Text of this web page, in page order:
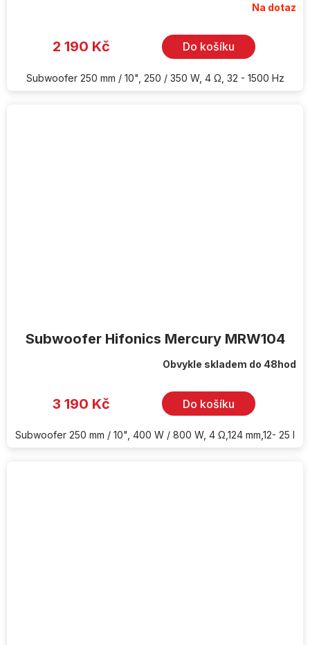
Na dotaz
2 190 Kč Do košíku
Subwoofer 250 mm / 10", 250 / 350 W, 4 Ω, 32 - 1500 Hz
Subwoofer Hifonics Mercury MRW104
Obvykle skladem do 48hod
3 190 Kč Do košíku
Subwoofer 250 mm / 10", 400 W / 800 W, 4 Ω,124 mm,12- 25 l